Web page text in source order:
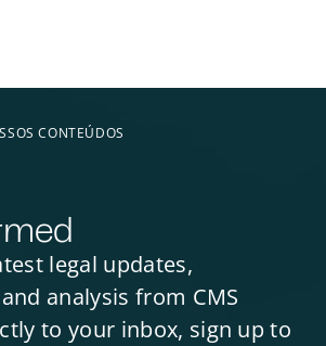
CONTEÚDOS
legal updates,
analysis from CMS
to your inbox, sign up to